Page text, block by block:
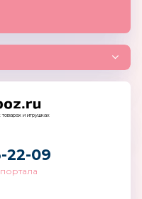
товарах и игрушках
22-09